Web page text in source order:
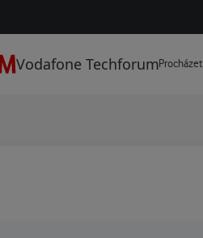
Vodafone TechforumProcházet